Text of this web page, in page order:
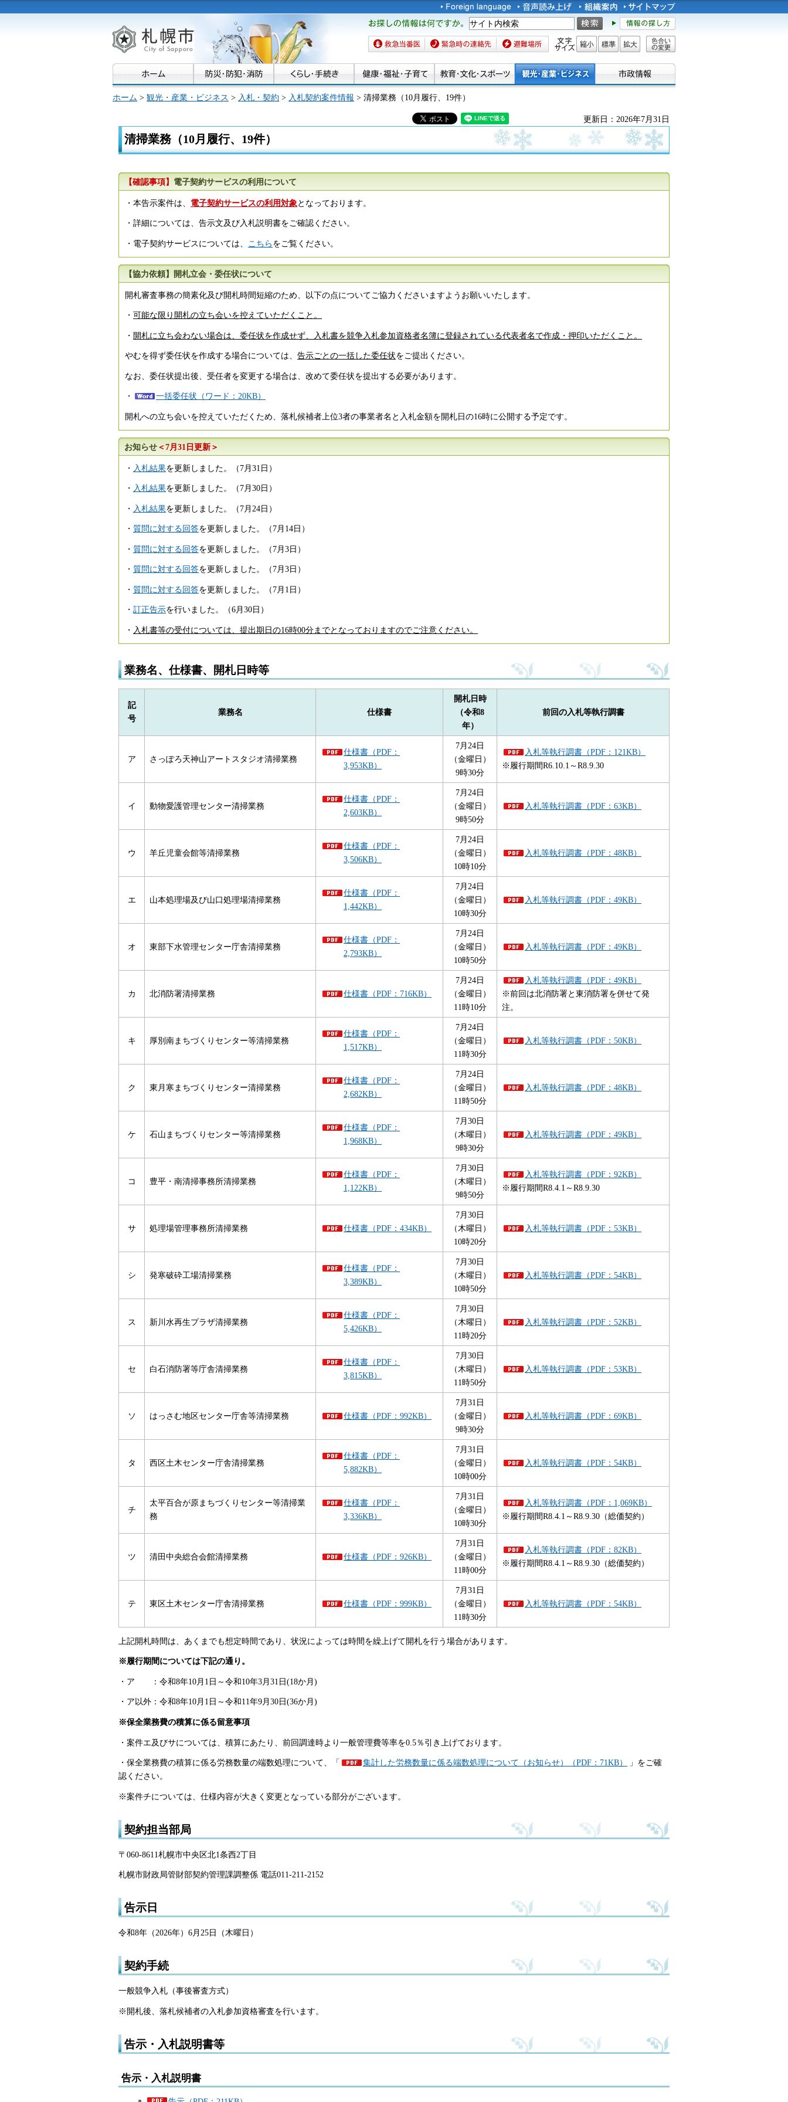
札幌市
お探しの情報は何です
か。
救急当番医 緊急時の連絡先 避難場所 文字サイズ
縮小 標準 拡大
色合い
ホーム > 観光・産業・ビジネス > 入札・契約 > 入札契約案件情報 > 清掃業務（10月履行、19件）
更新日：2026年7月31日
清掃業務（10月履行、19件）
【確認事項】 電子契約サービスの利用について
・本告示案件は、 電子契約サービスの利用対象となっております。
・詳細については、告示文及び入札説明書をご確認ください。
・電子契約サービスについては、 こちらをご覧ください。
【協力依頼】開札立会・委任状について
開札審査事務の簡素化及び開札時間短縮のため、以下の点についてご協力くださいますようお願いいたします。
・ 可能な限り開札の立ち会いを控えていただくこと。
・ 開札に立ち会わない場合は、委任状を作成せず、入札書を競争入札参加資格者名簿に登録されている代表者名で作成・押印いただくこと。
やむを得ず委任状を作成する場合については、 告示ごとの一括した委任状をご提出ください。
なお、委任状提出後、受任者を変更する場合は、改めて委任状を提出する必要があります。
・ 一括委任状（ワード：20KB）
開札への立ち会いを控えていただくため、落札候補者上位3者の事業者名と入札金額を開札日の16時に公開する予定です。
お知らせ＜7月31日更新＞
・ 入札結果を更新しました。（7月31日）
・ 入札結果を更新しました。（7月30日）
・ 入札結果を更新しました。（7月24日）
・ 質問に対する回答を更新しました。（7月14日）
・ 質問に対する回答を更新しました。（7月3日）
・ 質問に対する回答を更新しました。（7月3日）
・ 質問に対する回答を更新しました。（7月1日）
・ 訂正告示を行いました。（6月30日）
・ 入札書等の受付については、提出期日の16時00分までとなっておりますのでご注意ください。
業務名、仕様書、開札日時等
記
号
業務名 仕様書
開札日時
（令和8
年）
前回の入札等執行調書
ア さっぽろ天神山アートスタジオ清掃業務
仕様書（PDF：
3,953KB）
7月24日
（金曜日）
9時30分
入札等執行調書（PDF：121KB）
※履行期間R6.10.1～R8.9.30
イ 動物愛護管理センター清掃業務
仕様書（PDF：
2,603KB）
7月24日
（金曜日）
9時50分
入札等執行調書（PDF：63KB）
ウ 羊丘児童会館等清掃業務
仕様書（PDF：
3,506KB）
7月24日
（金曜日）
10時10分
入札等執行調書（PDF：48KB）
エ 山本処理場及び山口処理場清掃業務
仕様書（PDF：
1,442KB）
7月24日
（金曜日）
10時30分
入札等執行調書（PDF：49KB）
オ 東部下水管理センター庁舎清掃業務
仕様書（PDF：
2,793KB）
7月24日
（金曜日）
10時50分
入札等執行調書（PDF：49KB）
カ 北消防署清掃業務 仕様書（PDF：716KB）
7月24日
（金曜日）
11時10分
入札等執行調書（PDF：49KB）
※前回は北消防署と東消防署を併せて発
注。
キ 厚別南まちづくりセンター等清掃業務
仕様書（PDF：
1,517KB）
7月24日
（金曜日）
11時30分
入札等執行調書（PDF：50KB）
ク 東月寒まちづくりセンター清掃業務
仕様書（PDF：
2,682KB）
7月24日
（金曜日）
11時50分
入札等執行調書（PDF：48KB）
ケ 石山まちづくりセンター等清掃業務
仕様書（PDF：
1,968KB）
7月30日
（木曜日）
9時30分
入札等執行調書（PDF：49KB）
コ 豊平・南清掃事務所清掃業務
仕様書（PDF：
1,122KB）
7月30日
（木曜日）
9時50分
入札等執行調書（PDF：92KB）
※履行期間R8.4.1～R8.9.30
サ 処理場管理事務所清掃業務 仕様書（PDF：434KB）
7月30日
（木曜日）
10時20分
入札等執行調書（PDF：53KB）
シ 発寒破砕工場清掃業務
仕様書（PDF：
3,389KB）
7月30日
（木曜日）
10時50分
入札等執行調書（PDF：54KB）
ス 新川水再生プラザ清掃業務
仕様書（PDF：
5,426KB）
7月30日
（木曜日）
11時20分
入札等執行調書（PDF：52KB）
セ 白石消防署等庁舎清掃業務
仕様書（PDF：
3,815KB）
7月30日
（木曜日）
11時50分
入札等執行調書（PDF：53KB）
ソ はっさむ地区センター庁舎等清掃業務 仕様書（PDF：992KB）
7月31日
（金曜日）
9時30分
入札等執行調書（PDF：69KB）
タ 西区土木センター庁舎清掃業務
仕様書（PDF：
5,882KB）
7月31日
（金曜日）
10時00分
入札等執行調書（PDF：54KB）
チ
太平百合が原まちづくりセンター等清掃業
務
仕様書（PDF：
3,336KB）
7月31日
（金曜日）
10時30分
入札等執行調書（PDF：1,069KB）
※履行期間R8.4.1～R8.9.30（総価契約）
ツ 清田中央総合会館清掃業務 仕様書（PDF：926KB）
7月31日
（金曜日）
11時00分
入札等執行調書（PDF：82KB）
※履行期間R8.4.1～R8.9.30（総価契約）
テ 東区土木センター庁舎清掃業務 仕様書（PDF：999KB）
7月31日
（金曜日）
11時30分
入札等執行調書（PDF：54KB）
上記開札時間は、あくまでも想定時間であり、状況によっては時間を繰上げて開札を行う場合があります。
※履行期間については下記の通り。
・ア ：令和8年10月1日～令和10年3月31日(18か月)
・ア以外：令和8年10月1日～令和11年9月30日(36か月)
※保全業務費の積算に係る留意事項
・案件エ及びサについては、積算にあたり、前回調達時より一般管理費等率を0.5％引き上げております。
・保全業務費の積算に係る労務数量の端数処理について、「 集計した労務数量に係る端数処理について（お知らせ）（PDF：71KB）
」をご確
認ください。
※案件チについては、仕様内容が大きく変更となっている部分がございます。
契約担当部局
〒060-8611札幌市中央区北1条西2丁目
札幌市財政局管財部契約管理課調整係 電話011-211-2152
告示日
令和8年（2026年）6月25日（木曜日）
契約手続
一般競争入札（事後審査方式）
※開札後、落札候補者の入札参加資格審査を行います。
告示・入札説明書等
告示・入札説明書